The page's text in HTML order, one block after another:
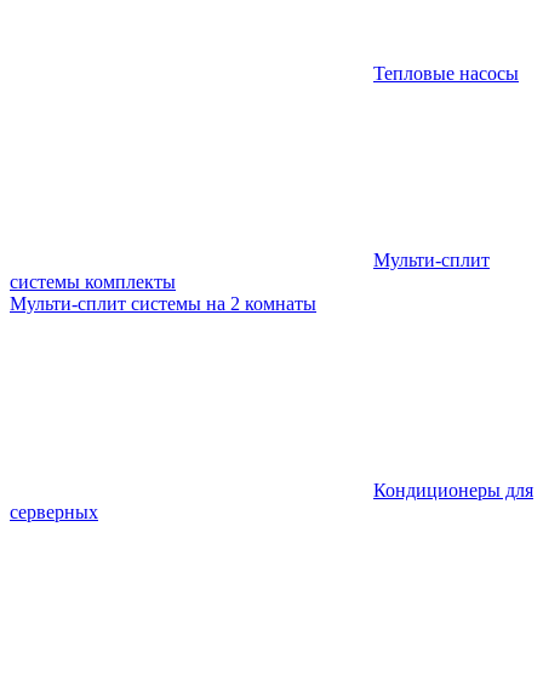
Тепловые насосы
Мульти-сплит
системы комплекты
Мульти-сплит системы на 2 комнаты
Кондиционеры для
серверных